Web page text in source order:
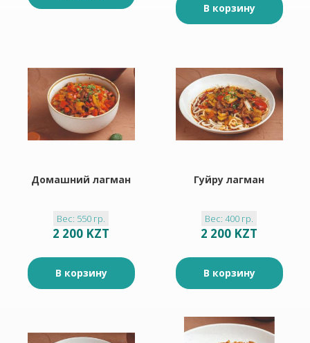
В корзину
Домашний лагман
Вес: 550 гр.
2 200 KZT
В корзину
Гуйру лагман
Вес: 400 гр.
2 200 KZT
В корзину